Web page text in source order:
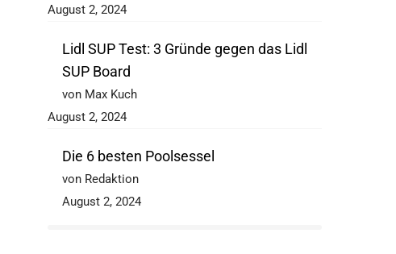
August 2, 2024
Lidl SUP Test: 3 Gründe gegen das Lidl
SUP Board
von Max Kuch
August 2, 2024
Die 6 besten Poolsessel
von Redaktion
August 2, 2024